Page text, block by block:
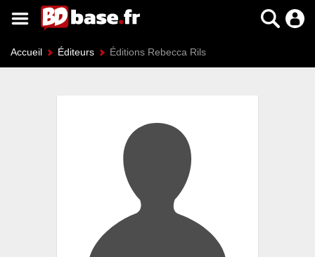
Accueil Éditeurs Éditions Rebecca Rils